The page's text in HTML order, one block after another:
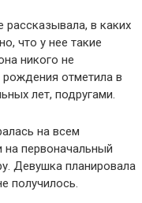
рассказывала, в каких
что у нее такие
никого не
отметила в
лет, подругами.
на всем
на первоначальный
Девушка планировала
получилось.